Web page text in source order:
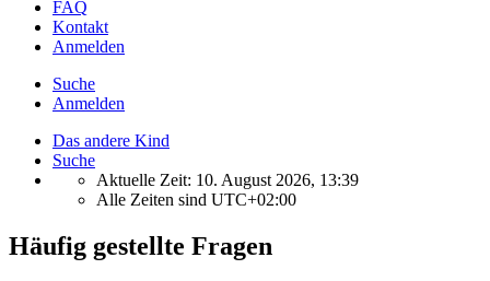
FAQ
Kontakt
Anmelden
Suche
Anmelden
Das andere Kind
Suche
Aktuelle Zeit: 10. August 2026, 13:39
Alle Zeiten sind UTC+02:00
Häufig gestellte Fragen